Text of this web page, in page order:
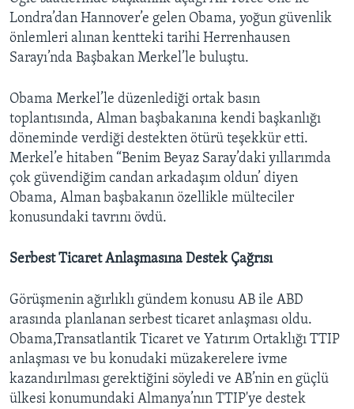
Londra’dan Hannover’e gelen Obama, yoğun güvenlik
önlemleri alınan kentteki tarihi Herrenhausen
Sarayı’nda Başbakan Merkel’le buluştu.
Obama Merkel’le düzenlediği ortak basın
toplantısında, Alman başbakanına kendi başkanlığı
döneminde verdiği destekten ötürü teşekkür etti.
Merkel’e hitaben “Benim Beyaz Saray’daki yıllarımda
çok güvendiğim candan arkadaşım oldun’ diyen
Obama, Alman başbakanın özellikle mülteciler
konusundaki tavrını övdü.
Serbest Ticaret Anlaşmasına Destek Çağrısı
Görüşmenin ağırlıklı gündem konusu AB ile ABD
arasında planlanan serbest ticaret anlaşması oldu.
Obama,Transatlantik Ticaret ve Yatırım Ortaklığı TTIP
anlaşması ve bu konudaki müzakerelere ivme
kazandırılması gerektiğini söyledi ve AB’nin en güçlü
ülkesi konumundaki Almanya’nın TTIP'ye destek